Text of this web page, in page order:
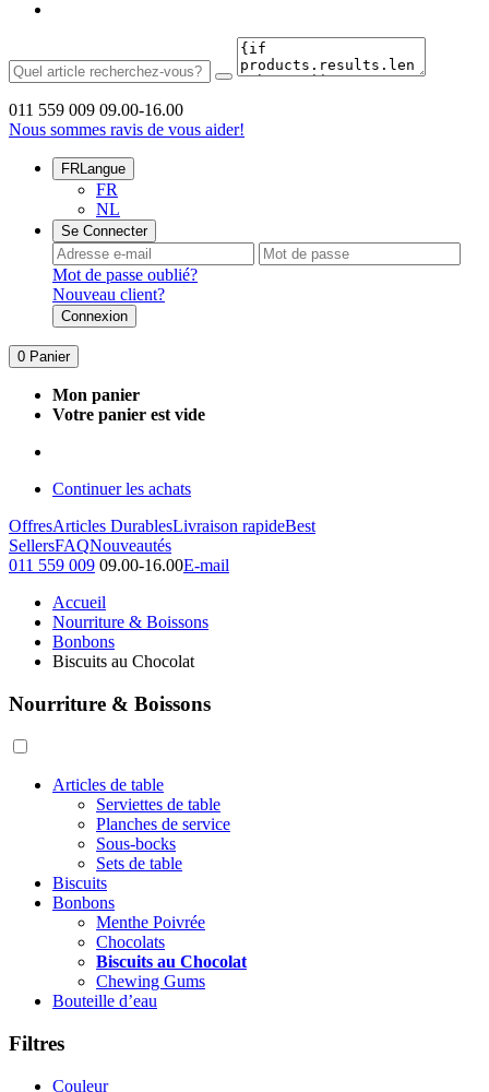
011 559 009 09.00-16.00
Nous sommes ravis de vous aider!
FRLangue
FR
NL
Se Connecter
Mot de passe oublié?
Nouveau client?
Connexion
0 Panier
Mon panier
Votre panier est vide
Continuer les achats
OffresArticles DurablesLivraison rapideBest
SellersFAQNouveautés
011 559 009 09.00-16.00E-mail
Accueil
Nourriture & Boissons
Bonbons
Biscuits au Chocolat
Nourriture & Boissons
Articles de table
Serviettes de table
Planches de service
Sous-bocks
Sets de table
Biscuits
Bonbons
Menthe Poivrée
Chocolats
Biscuits au Chocolat
Chewing Gums
Bouteille d’eau
Filtres
Couleur